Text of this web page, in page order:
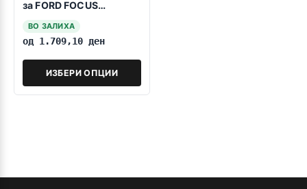
за FORD FOCUS
ВО ЗАЛИХА
од 1.709,10 ден
ИЗБЕРИ ОПЦИИ